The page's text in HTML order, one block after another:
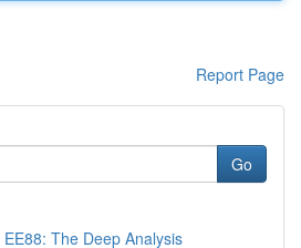
Report Page
Go
The Deep Analysis